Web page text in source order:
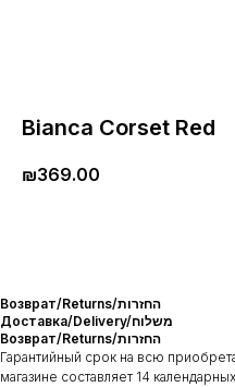
Bianca Corset Red
₪369.00
Возврат/Returns/החזרות
Доставка/Delivery/משלוח
Возврат/Returns/החזרות
Гарантийный срок на всю
магазине составляет 14